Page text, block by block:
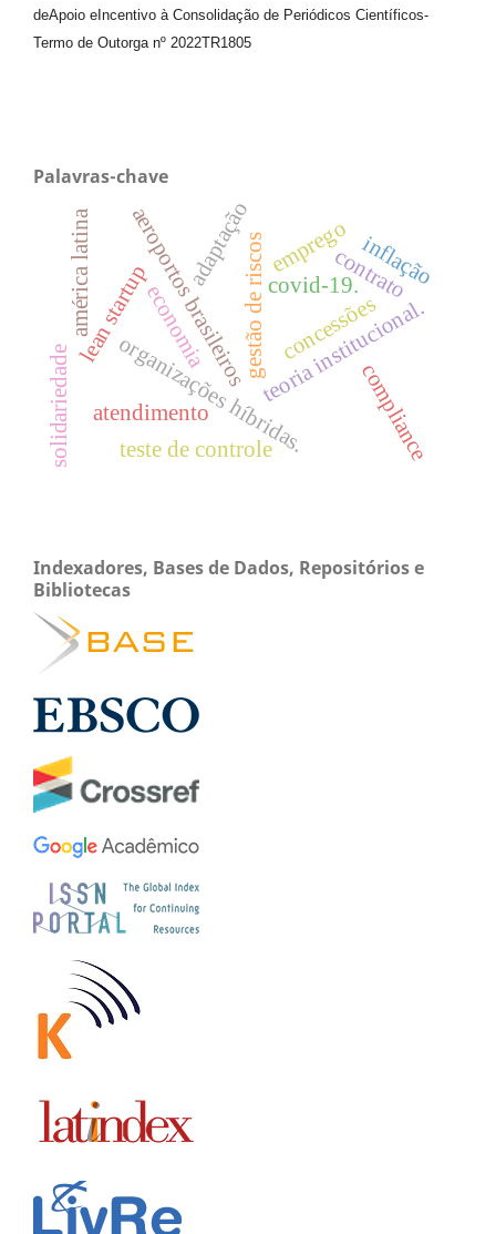
deApoio e Incentivo à Consolidação de Periódicos Científicos-
Termo de Outorga nº 2022TR1805
Palavras-chave
covid-19.
concessões
aeroportos brasileiros
organizações híbridas.teoria institucional.
teste de controle
gestão de riscos
compliance
lean startup
adaptação
atendimento
solidariedade
economia
empregocontrato
inflação
américa latina
Indexadores, Bases de Dados, Repositórios e
Bibliotecas